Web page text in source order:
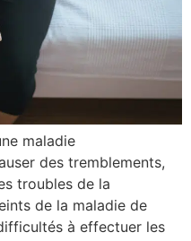
maladie
des tremblements,
troubles de la
de la maladie de
à effectuer les